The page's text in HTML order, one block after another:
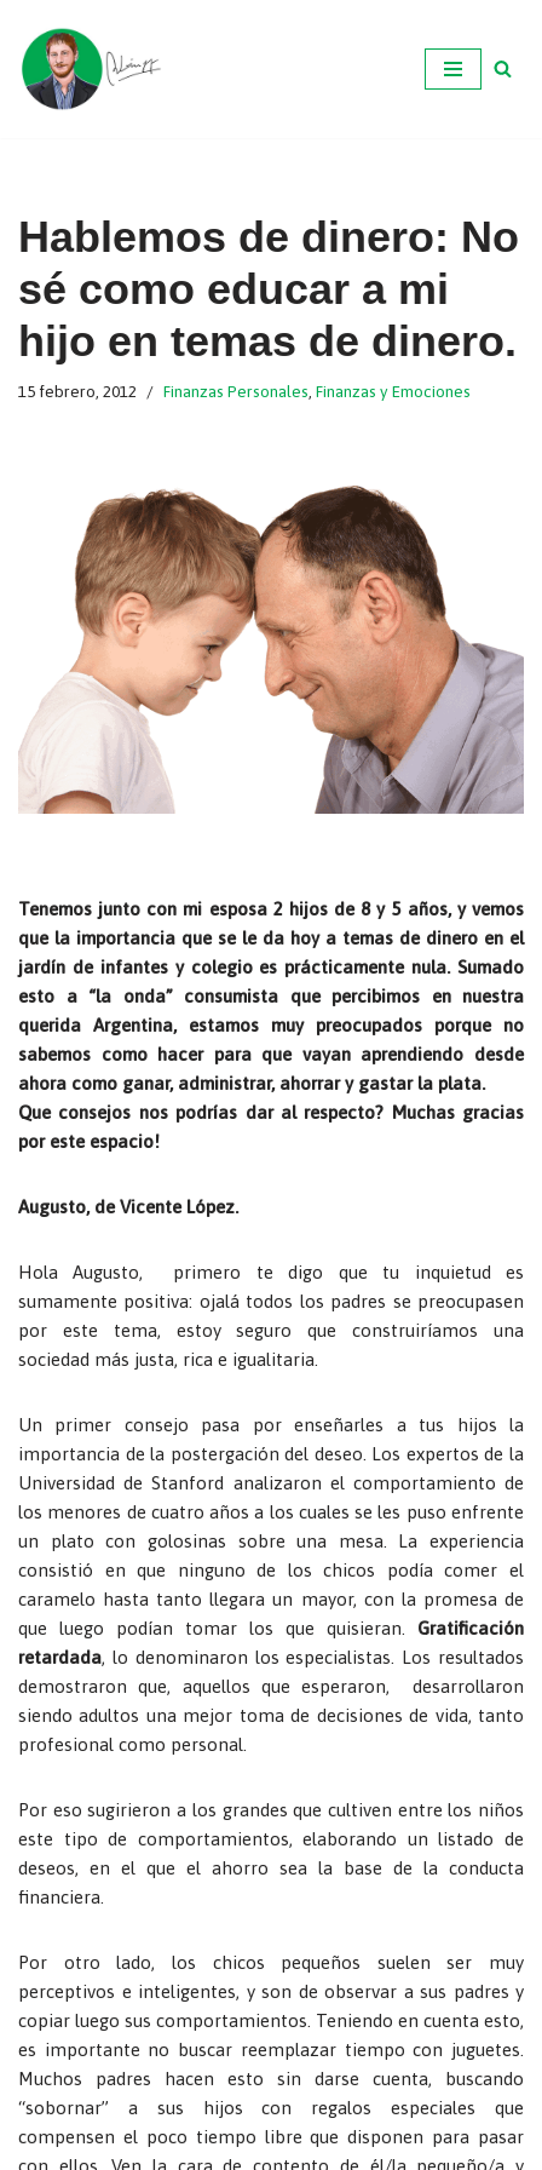
Ir
al
Hablemos de dinero: No
sé como educar a mi
hijo en temas de dinero.
15 febrero, 2012 Finanzas Personales Finanzas y Emociones
Tenemos junto con mi esposa 2 hijos de 8 y 5 años, y vemos
que la importancia que se le da hoy a temas de dinero en el
jardín de infantes y colegio es prácticamente nula. Sumado
esto a “la onda” consumista que percibimos en nuestra
querida Argentina, estamos muy preocupados porque no
sabemos como hacer para que vayan aprendiendo desde
ahora como ganar, administrar, ahorrar y gastar la plata.
Que consejos nos podrías dar al respecto? Muchas gracias
por este espacio!
Augusto, de Vicente López.
Hola Augusto, primero te digo que tu inquietud es
sumamente positiva: ojalá todos los padres se preocupasen
por este tema, estoy seguro que construiríamos una
sociedad más justa, rica e igualitaria.
Un primer consejo pasa por enseñarles a tus hijos la
importancia de la postergación del deseo. Los expertos de la
Universidad de Stanford analizaron el comportamiento de
los menores de cuatro años a los cuales se les puso enfrente
un plato con golosinas sobre una mesa. La experiencia
consistió en que ninguno de los chicos podía comer el
caramelo hasta tanto llegara un mayor, con la promesa de
que luego podían tomar los que quisieran. Gratificación
retardada, lo denominaron los especialistas. Los resultados
demostraron que, aquellos que esperaron, desarrollaron
siendo adultos una mejor toma de decisiones de vida, tanto
profesional como personal.
Por eso sugirieron a los grandes que cultiven entre los niños
este tipo de comportamientos, elaborando un listado de
deseos, en el que el ahorro sea la base de la conducta
financiera.
Por otro lado, los chicos pequeños suelen ser muy
perceptivos e inteligentes, y son de observar a sus padres y
copiar luego sus comportamientos. Teniendo en cuenta esto,
es importante no buscar reemplazar tiempo con juguetes.
Muchos padres hacen esto sin darse cuenta, buscando
“sobornar” a sus hijos con regalos especiales que
compensen el poco tiempo libre que disponen para pasar